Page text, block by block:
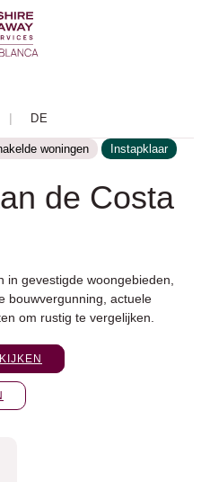
woningen Instapklaar
de Costa
gevestigde woongebieden,
bouwvergunning, actuele
om rustig te vergelijken.